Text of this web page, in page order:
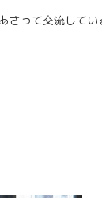
さって交流してい